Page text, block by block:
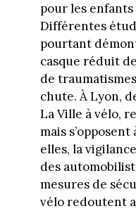
pour les enfants
Différentes
pourtant
casque réduit
de
chute. À Lyon,
La Ville à vélo,
mais
elles, la
des
mesures de
vélo redoutent